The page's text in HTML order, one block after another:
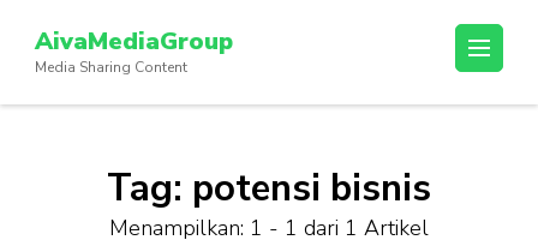
konten
(Tekan
AivaMediaGroup
Media Sharing Content
Tag: potensi bisnis
Menampilkan: 1 - 1 dari 1 Artikel